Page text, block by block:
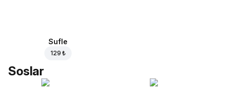
Sufle
129 ₺
Soslar